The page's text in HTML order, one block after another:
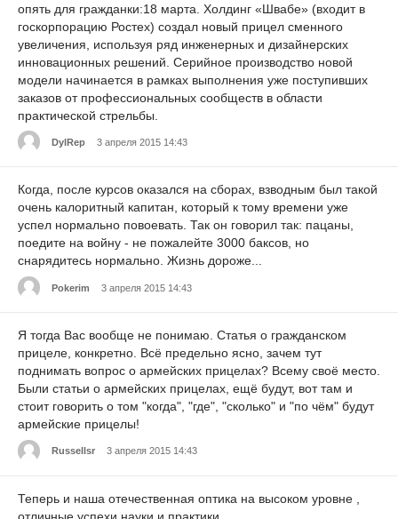
опять для гражданки:18 марта. Холдинг «Швабе» (входит в
госкорпорацию Ростех) создал новый прицел сменного
увеличения, используя ряд инженерных и дизайнерских
инновационных решений. Серийное производство новой
модели начинается в рамках выполнения уже поступивших
заказов от профессиональных сообществ в области
практической стрельбы.
DylRep 3 апреля 2015 14:43
Когда, после курсов оказался на сборах, взводным был такой
очень калоритный капитан, который к тому времени уже
успел нормально повоевать. Так он говорил так: пацаны,
поедите на войну - не пожалейте 3000 баксов, но
снарядитесь нормально. Жизнь дороже...
Pokerim 3 апреля 2015 14:43
Я тогда Вас вообще не понимаю. Статья о гражданском
прицеле, конкретно. Всё предельно ясно, зачем тут
поднимать вопрос о армейских прицелах? Всему своё место.
Были статьи о армейских прицелах, ещё будут, вот там и
стоит говорить о том "когда", "где", "сколько" и "по чём" будут
армейские прицелы!
Russellsr 3 апреля 2015 14:43
Теперь и наша отечественная оптика на высоком уровне ,